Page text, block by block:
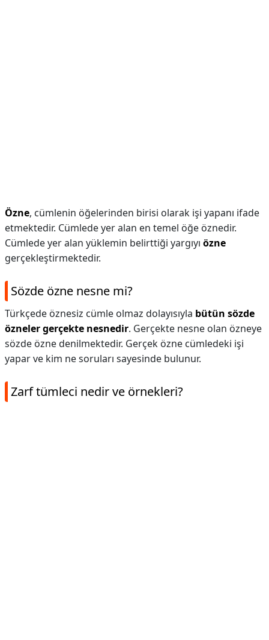
Özne, cümlenin öğelerinden birisi olarak işi yapanı ifade
etmektedir. Cümlede yer alan en temel öğe öznedir.
Cümlede yer alan yüklemin belirttiği yargıyı özne
gerçekleştirmektedir.
Sözde özne nesne mi?
Türkçede öznesiz cümle olmaz dolayısıyla bütün sözde
özneler gerçekte nesnedir. Gerçekte nesne olan özneye
sözde özne denilmektedir. Gerçek özne cümledeki işi
yapar ve kim ne soruları sayesinde bulunur.
Zarf tümleci nedir ve örnekleri?